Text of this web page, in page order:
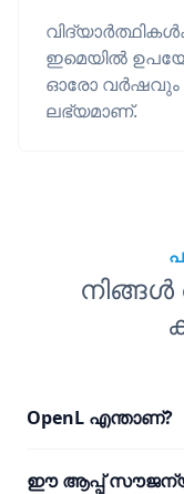
ഇമെയിൽ
ഓരോ വർഷവും
ലഭ്യമാണ്.
OpenL എന്താണ്?
ഈ ആപ്പ്